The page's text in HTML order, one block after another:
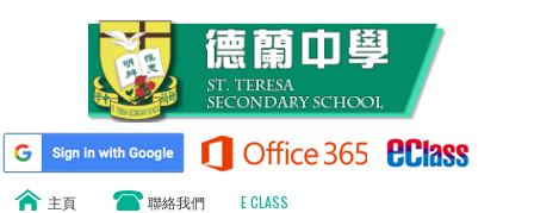
主頁 聯絡我們 E CLASS